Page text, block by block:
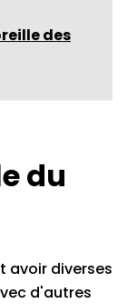
des
du
avoir diverses
d'autres